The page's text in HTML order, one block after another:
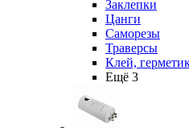
Заклепки
Цанги
Саморезы
Траверсы
Клей,
Ещё 3